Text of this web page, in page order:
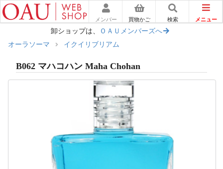
メンバー 買物かご 検索 メニュー
卸ショップは、
ＯＡＵメンバーズへ
オーラソーマ
イクイリブリアム
B062 マハコハン Maha Chohan